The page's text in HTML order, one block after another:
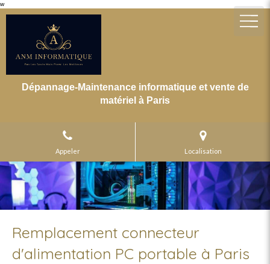
w
Dépannage-Maintenance informatique et vente de
matériel à Paris
Appeler Localisation
Remplacement connecteur
d'alimentation PC portable à Paris